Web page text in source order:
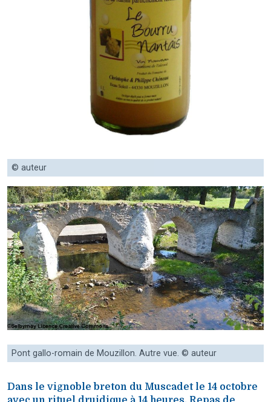
© auteur
Pont gallo-romain de Mouzillon. Autre vue. © auteur
Dans le vignoble breton du Muscadet le 14 octobre